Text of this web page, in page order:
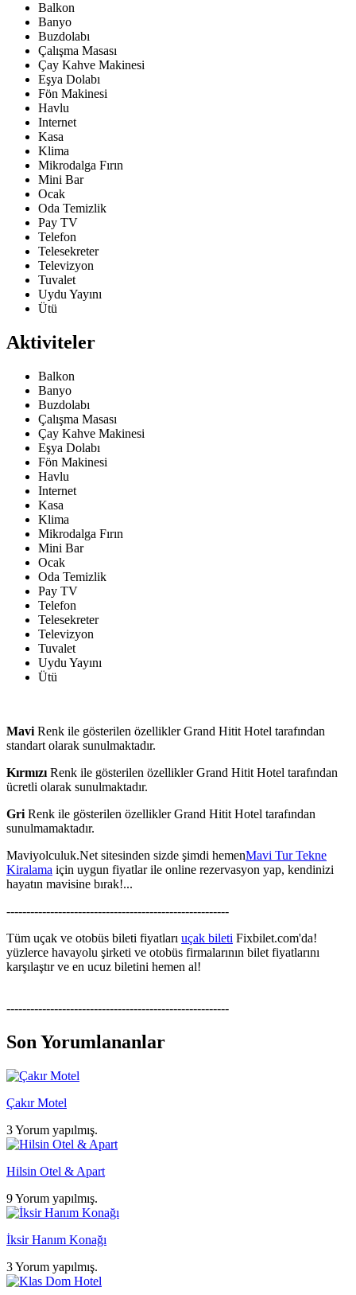
Balkon
Banyo
Buzdolabı
Çalışma Masası
Çay Kahve Makinesi
Eşya Dolabı
Fön Makinesi
Havlu
Internet
Kasa
Klima
Mikrodalga Fırın
Mini Bar
Ocak
Oda Temizlik
Pay TV
Telefon
Telesekreter
Televizyon
Tuvalet
Uydu Yayını
Ütü
Aktiviteler
Balkon
Banyo
Buzdolabı
Çalışma Masası
Çay Kahve Makinesi
Eşya Dolabı
Fön Makinesi
Havlu
Internet
Kasa
Klima
Mikrodalga Fırın
Mini Bar
Ocak
Oda Temizlik
Pay TV
Telefon
Telesekreter
Televizyon
Tuvalet
Uydu Yayını
Ütü
Mavi Renk ile gösterilen özellikler Grand Hitit Hotel tarafından
standart olarak sunulmaktadır.
Kırmızı Renk ile gösterilen özellikler Grand Hitit Hotel tarafından
ücretli olarak sunulmaktadır.
Gri Renk ile gösterilen özellikler Grand Hitit Hotel tarafından
sunulmamaktadır.
Maviyolculuk.Net sitesinden sizde şimdi hemenMavi Tur Tekne
Kiralama için uygun fiyatlar ile online rezervasyon yap, kendinizi
hayatın mavisine bırak!...
--------------------------------------------------------
Tüm uçak ve otobüs bileti fiyatları uçak bileti Fixbilet.com'da!
yüzlerce havayolu şirketi ve otobüs firmalarının bilet fiyatlarını
karşılaştır ve en ucuz biletini hemen al!
--------------------------------------------------------
Son Yorumlananlar
Çakır Motel
3 Yorum yapılmış.
Hilsin Otel & Apart
9 Yorum yapılmış.
İksir Hanım Konağı
3 Yorum yapılmış.